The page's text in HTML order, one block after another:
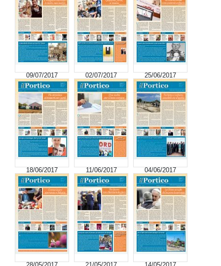
09/07/2017 02/07/2017 25/06/2017
18/06/2017 11/06/2017 04/06/2017